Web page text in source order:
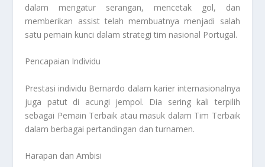
dalam mengatur serangan, mencetak gol, dan
memberikan assist telah membuatnya menjadi salah
satu pemain kunci dalam strategi tim nasional Portugal.
Pencapaian Individu
Prestasi individu Bernardo dalam karier internasionalnya
juga patut di acungi jempol. Dia sering kali terpilih
sebagai Pemain Terbaik atau masuk dalam Tim Terbaik
dalam berbagai pertandingan dan turnamen.
Harapan dan Ambisi